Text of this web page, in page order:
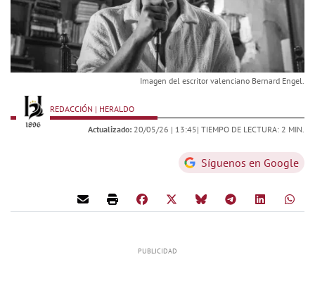
Imagen del escritor valenciano Bernard Engel.
REDACCIÓN | HERALDO
Actualizado: 20/05/26 | 13:45| TIEMPO DE LECTURA: 2 MIN.
Síguenos en Google